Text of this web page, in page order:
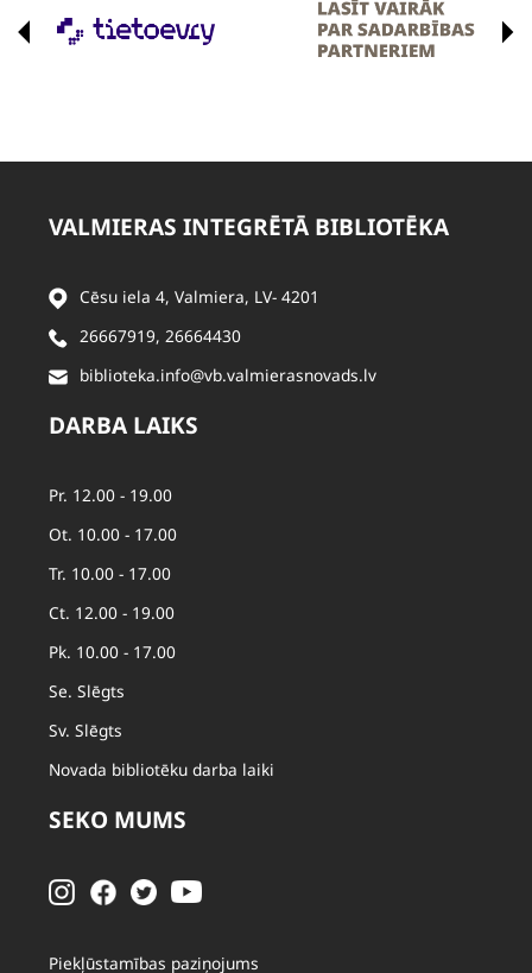
VALMIERAS INTEGRĒTĀ BIBLIOTĒKA
Cēsu iela 4, Valmiera, LV- 4201
26667919, 26664430
biblioteka.info@vb.valmierasnovads.lv
DARBA LAIKS
Pr. 12.00 - 19.00
Ot. 10.00 - 17.00
Tr. 10.00 - 17.00
Ct. 12.00 - 19.00
Pk. 10.00 - 17.00
Se. Slēgts
Sv. Slēgts
Novada bibliotēku darba laiki
SEKO MUMS
Piekļūstamības paziņojums